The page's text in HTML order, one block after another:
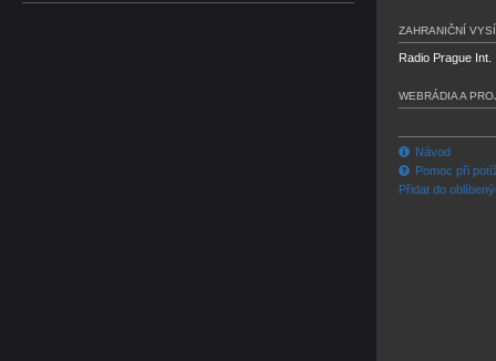
ZAHRANIČNÍ
Radio Prague Int.
WEBRÁDIA A
Návod
Pomoc při
Přidat do